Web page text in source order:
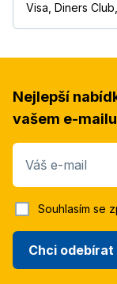
Visa, Diners
Nejlepší
vašem e-mailu
Váš e-mail
Chci odebírat
Souhlasím se